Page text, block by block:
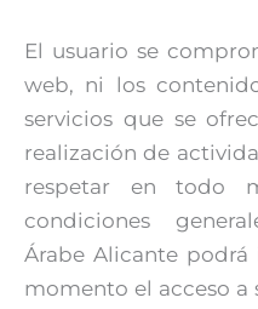
El usuario se
web, ni los
servicios que se
realización de
respetar en todo
condiciones
Árabe Alicante
momento el acceso a